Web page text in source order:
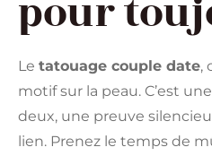
pour
Le tatouage couple date,
motif sur la peau. C’est
deux, une preuve
lien. Prenez le temps de